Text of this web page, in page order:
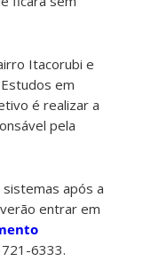
Itacorubi e
em
é realizar a
pela
após a
entrar em
6333.